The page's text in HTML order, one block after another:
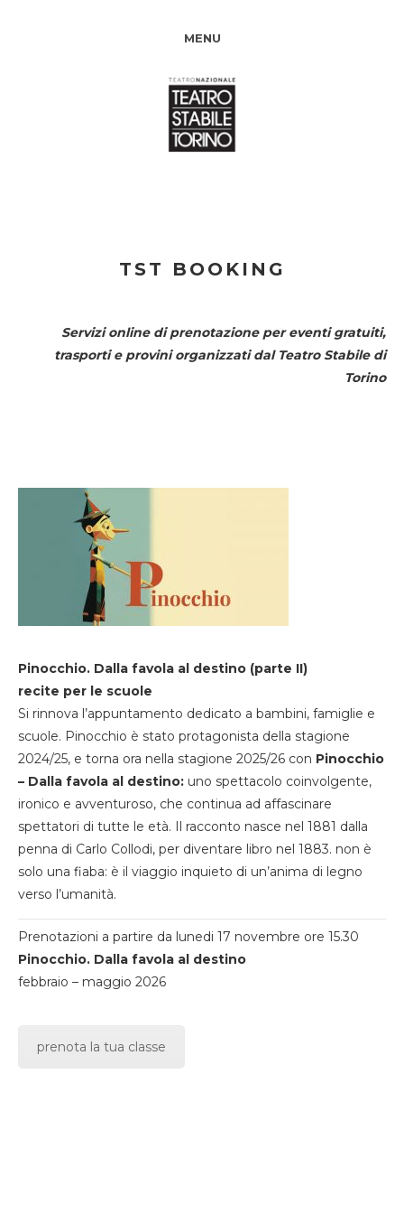
MENU
TST BOOKING
Servizi online di prenotazione per eventi gratuiti,
trasporti e provini organizzati dal Teatro Stabile di
Torino
Pinocchio. Dalla favola al destino (parte II)
recite per le scuole
Si rinnova l’appuntamento dedicato a bambini, famiglie e
scuole. Pinocchio è stato protagonista della stagione
2024/25, e torna ora nella stagione 2025/26 con Pinocchio
– Dalla favola al destino: uno spettacolo coinvolgente,
ironico e avventuroso, che continua ad affascinare
spettatori di tutte le età. Il racconto nasce nel 1881 dalla
penna di Carlo Collodi, per diventare libro nel 1883. non è
solo una fiaba: è il viaggio inquieto di un’anima di legno
verso l’umanità.
Prenotazioni a partire da lunedi 17 novembre ore 15.30
Pinocchio. Dalla favola al destino
febbraio – maggio 2026
prenota la tua classe